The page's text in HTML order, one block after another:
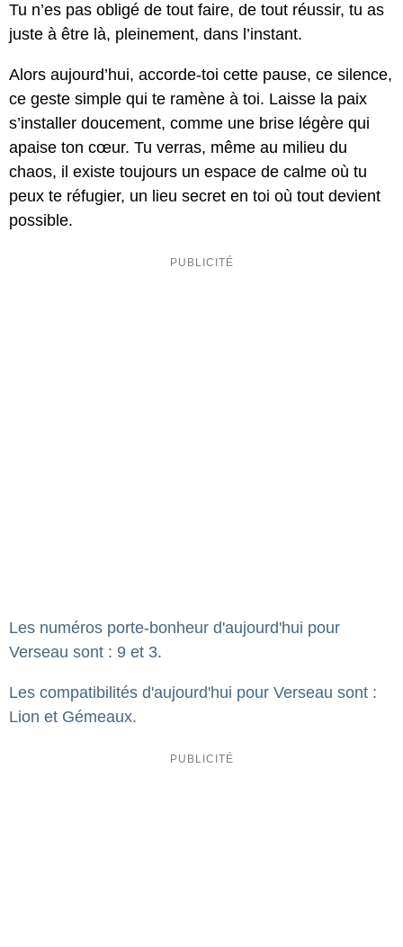
Tu n’es pas obligé de tout faire, de tout réussir, tu as
juste à être là, pleinement, dans l’instant.
Alors aujourd’hui, accorde-toi cette pause, ce silence,
ce geste simple qui te ramène à toi. Laisse la paix
s’installer doucement, comme une brise légère qui
apaise ton cœur. Tu verras, même au milieu du
chaos, il existe toujours un espace de calme où tu
peux te réfugier, un lieu secret en toi où tout devient
possible.
Les numéros porte-bonheur d'aujourd'hui pour
Verseau sont : 9 et 3.
Les compatibilités d'aujourd'hui pour Verseau sont :
Lion et Gémeaux.